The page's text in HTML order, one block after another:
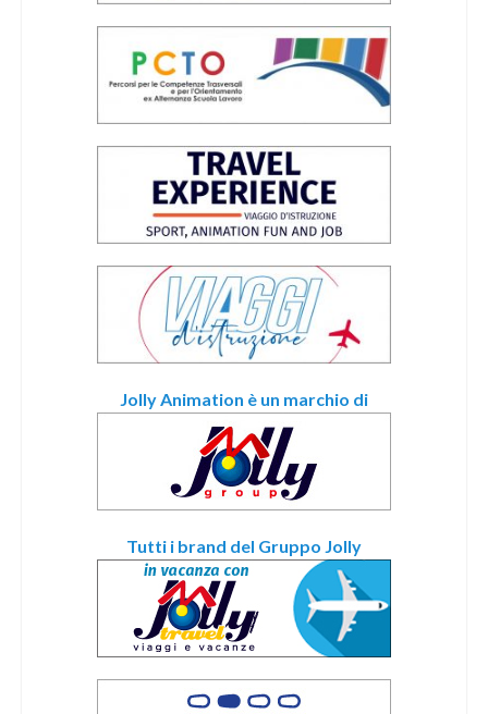
Jolly Animation è un marchio di
Tutti i brand del Gruppo Jolly